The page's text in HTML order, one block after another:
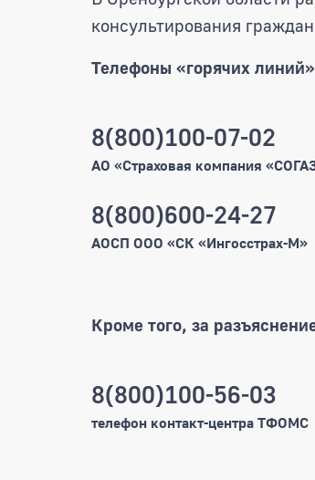
консультирования
Телефоны «горячих
Телефоны СМО
8(800)100-07-02
АО «Страховая компания
8(800)600-24-27
АОСП ООО «СК «Ингосстрах-М»
Кроме того, за
Общие контакты
8(800)100-56-03
телефон контакт-центра ТФОМС